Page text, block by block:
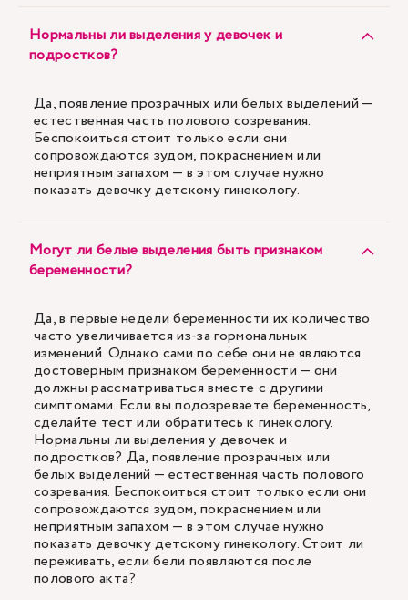
Нормальны ли выделения у девочек и
подростков?
Да, появление прозрачных или белых выделений —
естественная часть полового созревания.
Беспокоиться стоит только если они
сопровождаются зудом, покраснением или
неприятным запахом — в этом случае нужно
показать девочку детскому гинекологу.
Могут ли белые выделения быть признаком
беременности?
Да, в первые недели беременности их количество
часто увеличивается из-за гормональных
изменений. Однако сами по себе они не являются
достоверным признаком беременности — они
должны рассматриваться вместе с другими
симптомами. Если вы подозреваете беременность,
сделайте тест или обратитесь к гинекологу.
Нормальны ли выделения у девочек и
подростков? Да, появление прозрачных или
белых выделений — естественная часть полового
созревания. Беспокоиться стоит только если они
сопровождаются зудом, покраснением или
неприятным запахом — в этом случае нужно
показать девочку детскому гинекологу. Стоит ли
переживать, если бели появляются после
полового акта?